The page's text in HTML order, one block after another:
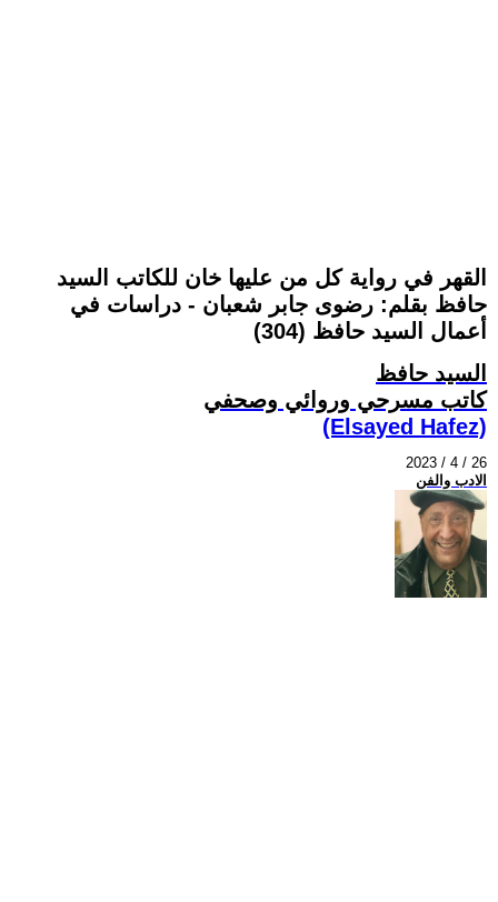
القهر في رواية كل من عليها خان للكاتب السيد
حافظ بقلم: رضوى جابر شعبان - دراسات في
أعمال السيد حافظ (304)
السيد حافظ
كاتب مسرحي وروائي وصحفي
(Elsayed Hafez)
2023 / 4 / 26
الادب والفن